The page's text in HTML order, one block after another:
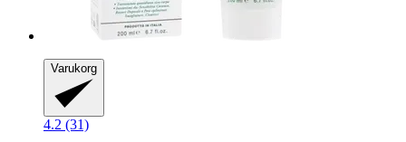
Varukorg
4.2 (31)